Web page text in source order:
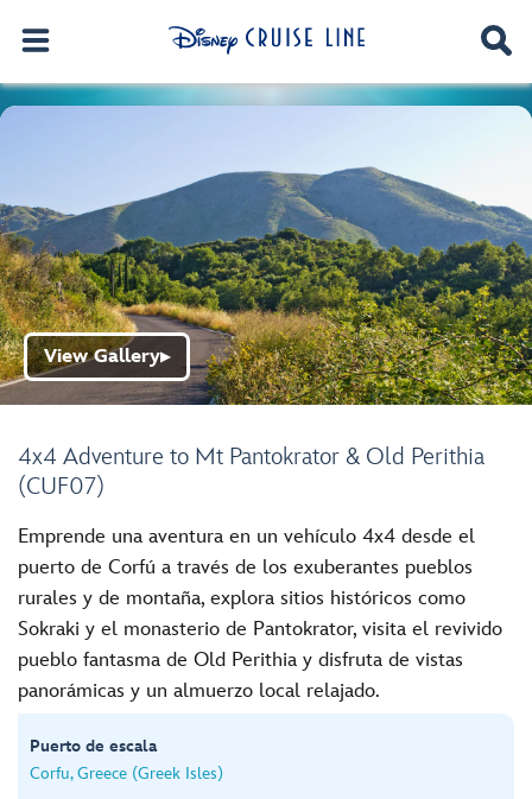
4x4 Adventure to Mt Pantokrator & Old Perithia
(CUF07)
View Gallery▶
Emprende una aventura en un vehículo 4x4 desde el
puerto de Corfú a través de los exuberantes pueblos
rurales y de montaña, explora sitios históricos como
Sokraki y el monasterio de Pantokrator, visita el revivido
pueblo fantasma de Old Perithia y disfruta de vistas
panorámicas y un almuerzo local relajado.
Puerto de escala
Corfu, Greece (Greek Isles)